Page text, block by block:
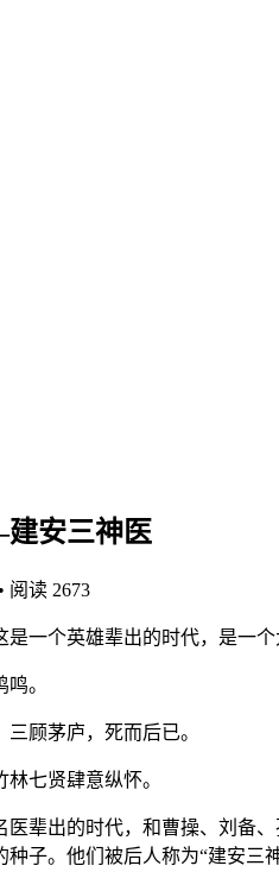
安三神医
• 阅读 2673
一个英雄辈出的时代，是一个
。
顾茅庐，死而后已。
七贤肆意纵怀。
辈出的时代，和曹操、刘备
子。他们被后人称为“建安三